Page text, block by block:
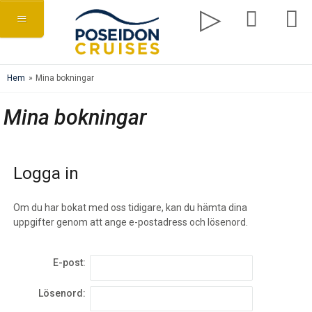
Hem » Mina bokningar
Mina bokningar
Logga in
Om du har bokat med oss tidigare, kan du hämta dina
uppgifter genom att ange e-postadress och lösenord.
E-post:
Lösenord: